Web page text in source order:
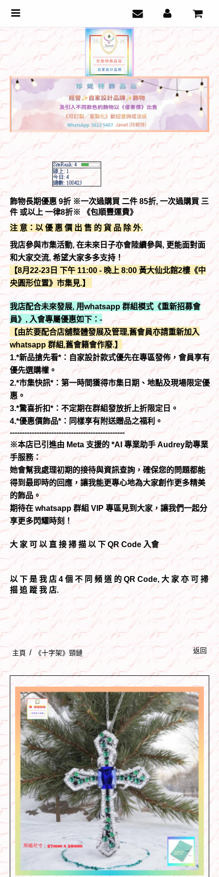
飾物長期優惠 9折 ※一次過購買 二件 85折, 一次過購買 三
件 或以上 一律8折※ 《包順豐運費》
注 意：以 優 惠 價 出 售 的 貨 品 除 外.
我店參與市集活動, 在未來日子亦會陸續參與, 更能面對面
和大家交流, 希望大家多多支持！
【8月22-23日 下午 11:00 - 晚上 8:00 黃大仙北館2樓《中
央圓形位置》市集見.】
我店配合未來發展, 用whatsapp 群組模式《重新招募會
員》, 入會專屬優惠如下：-
【由於要配合店舖整體發展及管理,舊會員亦請重新加入
whatsapp 群組,舊會籍會作廢.】
1.*新品搶先看*：自家設計款式優先在專區發佈，會員享有
優先選購權。
2.*市集快訊*：第一時間獲得市集日期、地點及現場限定優
惠。
3.*驚喜折扣*：不定期在群組發放折上折限定日。
4.*優惠價飾品*：同樣享有附送贈品之福利。
-----------------------------------------------
※本店已引進由 Meta 支援的 *AI 專業助手 Audrey助專業
手服務：
她會幫我處理初期的接待與資訊查詢，確保您的問題都能
得到最即時的回應，讓我能更專心地為大家創作更多精美
的飾品。
期待在 whatsapp 群組 VIP 專區見到大家，讓我們一起分
享更多閃耀時刻！
大 家 可 以 直 接 掃 描 以 下 QR Code 入會
以 下 是 我 店 4 個 不 同 頻 道 的 QR Code, 大 家 亦 可 掃
描 追 蹤 我 店.
Toggle
主頁 / 《十字架》頸鏈 返回